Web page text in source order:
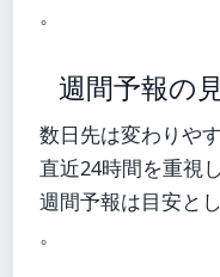
。
週間予報の
数日先は変わりやす
直近24時間を重視し
週間予報は目安と
。